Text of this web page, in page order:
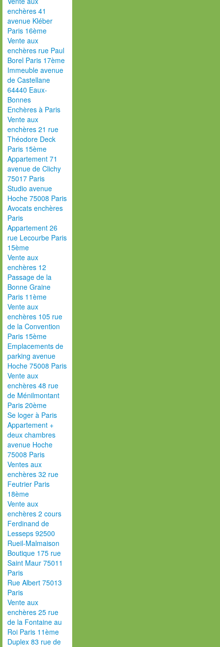
enchères 41
avenue Kléber
Paris 16ème
Vente aux
enchères rue Paul
Borel Paris 17ème
Immeuble avenue
de Castellane
64440 Eaux-
Bonnes
Enchères à Paris
Vente aux
enchères 21 rue
Théodore Deck
Paris 15ème
Appartement 71
avenue de Clichy
75017 Paris
Studio avenue
Hoche 75008 Paris
Avocats enchères
Paris
Appartement 26
rue Lecourbe Paris
15ème
Vente aux
enchères 12
Passage de la
Bonne Graine
Paris 11ème
Vente aux
enchères 105 rue
de la Convention
Paris 15ème
Emplacements de
parking avenue
Hoche 75008 Paris
Vente aux
enchères 48 rue
de Ménilmontant
Paris 20ème
Se loger à Paris
Appartement +
deux chambres
avenue Hoche
75008 Paris
Ventes aux
enchères 32 rue
Feutrier Paris
18ème
Vente aux
enchères 2 cours
Ferdinand de
Lesseps 92500
Rueil-Malmaison
Boutique 175 rue
Saint Maur 75011
Paris
Rue Albert 75013
Paris
Vente aux
enchères 25 rue
de la Fontaine au
Roi Paris 11ème
Duplex 83 rue de